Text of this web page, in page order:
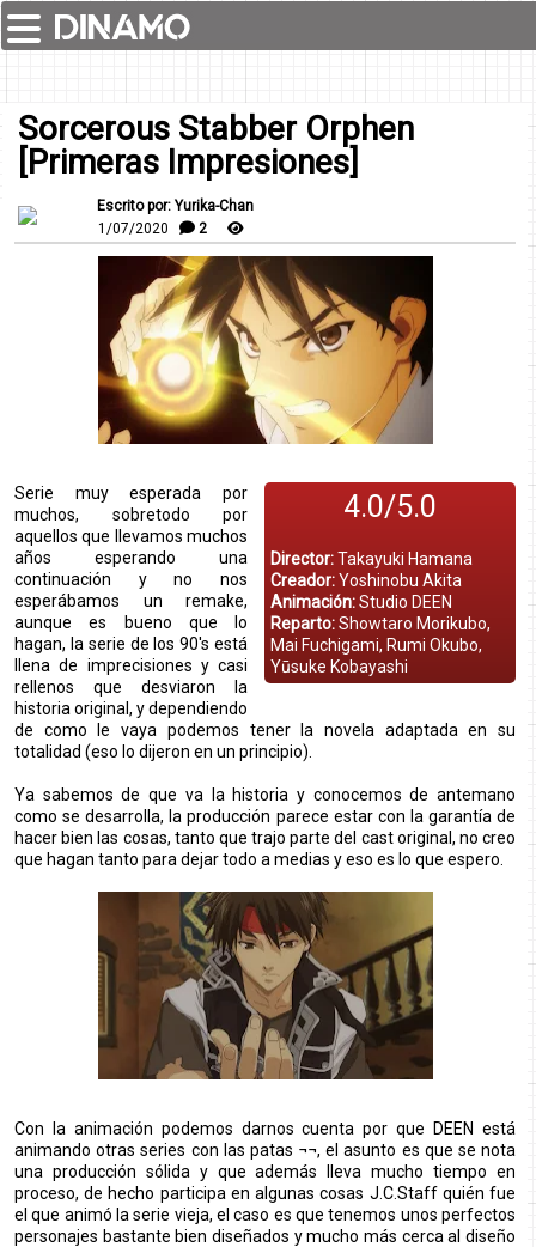
Sorcerous Stabber Orphen
[Primeras Impresiones]
Escrito por: Yurika-Chan
1/07/2020
2
4.0/5.0
Director:Takayuki Hamana
Creador:Yoshinobu Akita
Animación:Studio DEEN
Reparto:Showtaro Morikubo,
Mai Fuchigami, Rumi Okubo,
Yūsuke Kobayashi
Serie muy esperada por
muchos, sobretodo por
aquellos que llevamos muchos
años esperando una
continuación y no nos
esperábamos un remake,
aunque es bueno que lo
hagan, la serie de los 90's está
llena de imprecisiones y casi
rellenos que desviaron la
historia original, y dependiendo
de como le vaya podemos tener la novela adaptada en su
totalidad (eso lo dijeron en un principio).
Ya sabemos de que va la historia y conocemos de antemano
como se desarrolla, la producción parece estar con la garantía de
hacer bien las cosas, tanto que trajo parte del cast original, no creo
que hagan tanto para dejar todo a medias y eso es lo que espero.
Con la animación podemos darnos cuenta por que DEEN está
animando otras series con las patas ¬¬, el asunto es que se nota
una producción sólida y que además lleva mucho tiempo en
proceso, de hecho participa en algunas cosas J.C.Staff quién fue
el que animó la serie vieja, el caso es que tenemos unos perfectos
personajes bastante bien diseñados y mucho más cerca al diseño